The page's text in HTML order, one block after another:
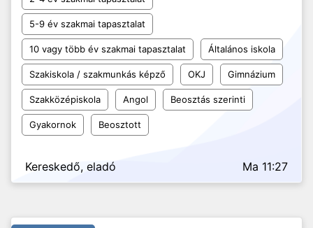
5-9 év szakmai tapasztalat
10 vagy több év szakmai tapasztalat Általános iskola
Szakiskola / szakmunkás képző OKJ Gimnázium
Szakközépiskola Angol Beosztás szerinti
Gyakornok Beosztott
Kereskedő, eladó Ma 11:27